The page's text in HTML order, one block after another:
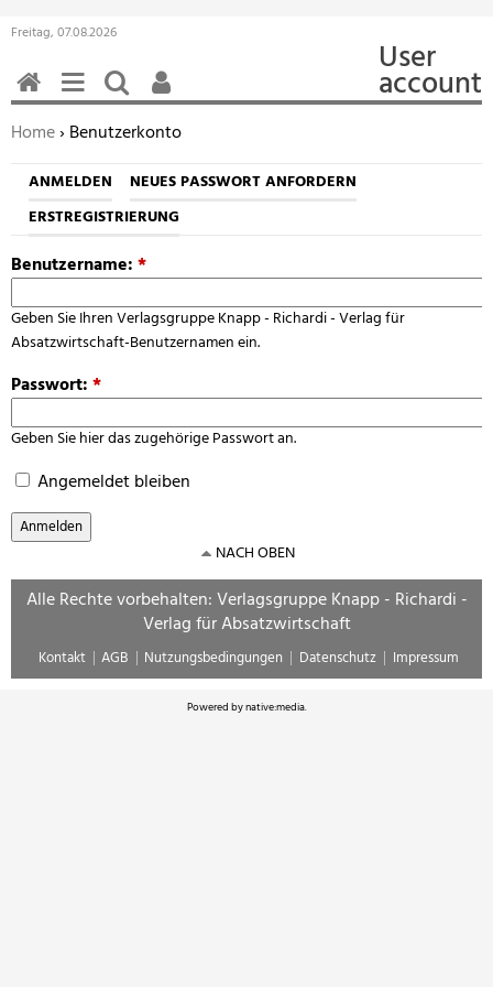
Freitag, 07.08.2026
User
account
Sie befinden sich hier:
Home› Benutzerkonto
ANMELDEN
NEUES PASSWORT ANFORDERN
ERSTREGISTRIERUNG
Benutzername:*
Geben Sie Ihren Verlagsgruppe Knapp - Richardi - Verlag für
Absatzwirtschaft-Benutzernamen ein.
Passwort:*
Geben Sie hier das zugehörige Passwort an.
Angemeldet bleiben
HOMEMENÜSUCHEN
BENUTZERFUNKTIONEN
NACH OBEN
Alle Rechte vorbehalten: Verlagsgruppe Knapp - Richardi -
Verlag für Absatzwirtschaft
Kontakt AGB Nutzungsbedingungen Datenschutz Impressum
Powered bynative:media.